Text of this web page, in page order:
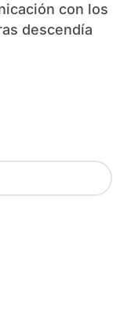
descendía